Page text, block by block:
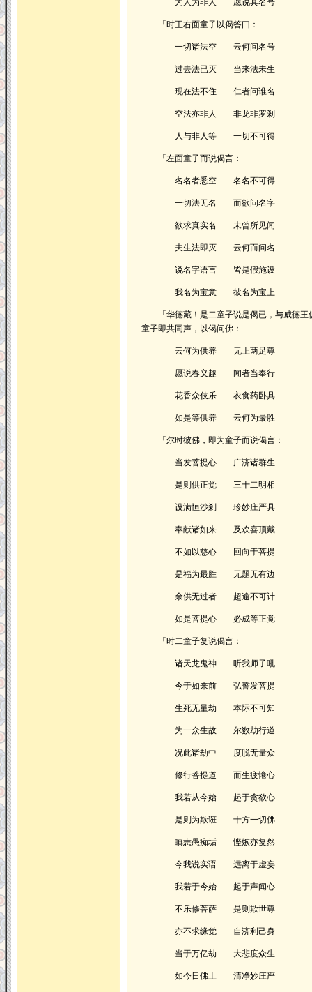
为人为非人 愿说其名号
「时王右面童子以偈答曰：
一切诸法空 云何问名号
过去法已灭 当来法未生
现在法不住 仁者问谁名
空法亦非人 非龙非罗剎
人与非人等 一切不可得
「左面童子而说偈言：
名名者悉空 名名不可得
一切法无名 而欲问名字
欲求真实名 未曾所见闻
夫生法即灭 云何而问名
说名字语言 皆是假施设
我名为宝意 彼名为宝上
「华德藏！是二童子说是偈已，与威德王
童子即共同声，以偈问佛：
云何为供养 无上两足尊
愿说春义趣 闻者当奉行
花香众伎乐 衣食药卧具
如是等供养 云何为最胜
「尔时彼佛，即为童子而说偈言：
当发菩提心 广济诸群生
是则供正觉 三十二明相
设满恒沙剎 珍妙庄严具
奉献诸如来 及欢喜顶戴
不如以慈心 回向于菩提
是福为最胜 无题无有边
余供无过者 超逾不可计
如是菩提心 必成等正觉
「时二童子复说偈言：
诸天龙鬼神 听我师子吼
今于如来前 弘誓发菩提
生死无量劫 本际不可知
为一众生故 尔数劫行道
况此诸劫中 度脱无量众
修行菩提道 而生疲惓心
我若从今始 起于贪欲心
是则为欺诳 十方一切佛
瞋恚愚痴垢 悭嫉亦复然
今我说实语 远离于虚妄
我若于今始 起于声闻心
不乐修菩萨 是则欺世尊
亦不求缘觉 自济利己身
当于万亿劫 大悲度众生
如今日佛土 清净妙庄严